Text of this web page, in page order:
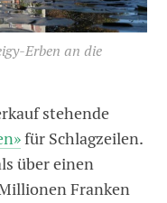
Erben an die
stehende
für Schlagzeilen.
über einen
Franken